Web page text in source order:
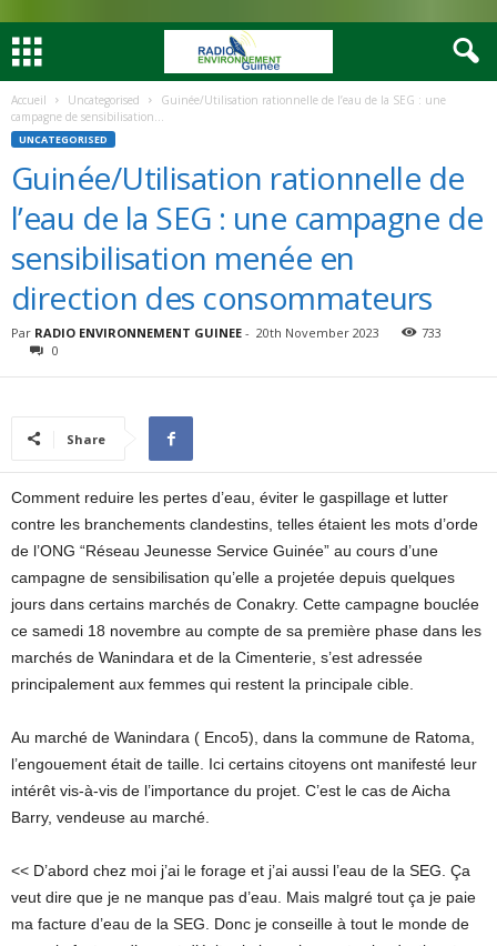
Accueil Uncategorised
Guinée/Utilisation rationnelle de l’eau de la SEG : une
campagne de sensibilisation...
UNCATEGORISED
Guinée/Utilisation rationnelle de
l’eau de la SEG : une campagne de
sensibilisation menée en
direction des consommateurs
Par RADIO ENVIRONNEMENT GUINEE - 20th November 2023
733
0
Share
Comment reduire les pertes d’eau, éviter le gaspillage et lutter
contre les branchements clandestins, telles étaient les mots d’orde
de l’ONG “Réseau Jeunesse Service Guinée” au cours d’une
campagne de sensibilisation qu’elle a projetée depuis quelques
jours dans certains marchés de Conakry. Cette campagne bouclée
ce samedi 18 novembre au compte de sa première phase dans les
marchés de Wanindara et de la Cimenterie, s’est adressée
principalement aux femmes qui restent la principale cible.
Au marché de Wanindara ( Enco5), dans la commune de Ratoma,
l’engouement était de taille. Ici certains citoyens ont manifesté leur
intérêt vis-à-vis de l’importance du projet. C’est le cas de Aicha
Barry, vendeuse au marché.
<< D’abord chez moi j’ai le forage et j’ai aussi l’eau de la SEG. Ça
veut dire que je ne manque pas d’eau. Mais malgré tout ça je paie
ma facture d’eau de la SEG. Donc je conseille à tout le monde de